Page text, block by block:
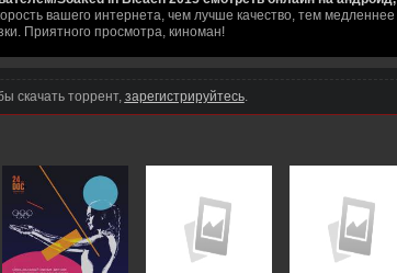
вашего интернета, чем лучше качество, тем медленнее
Приятного просмотра, киноман!
скачать торрент, зарегистрируйтесь.